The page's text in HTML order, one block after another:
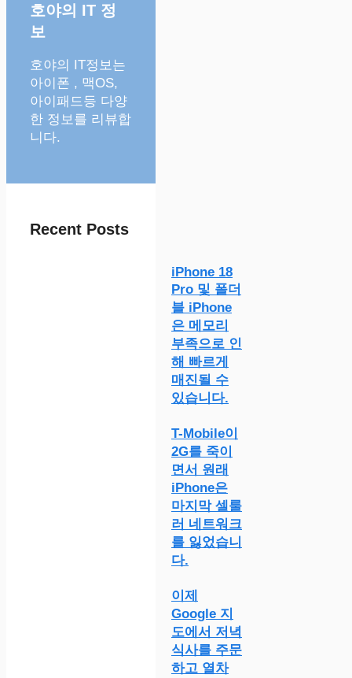
호야의 IT 정
보
호야의 IT정보는
아이폰 , 맥OS,
아이패드등 다양
한 정보를 리뷰합
니다.
Recent Posts
iPhone 18
Pro 및 폴더
블 iPhone
은 메모리
부족으로 인
해 빠르게
매진될 수
있습니다.
T-Mobile이
2G를 죽이
면서 원래
iPhone은
마지막 셀룰
러 네트워크
를 잃었습니
다.
이제
Google 지
도에서 저녁
식사를 주문
하고 열차